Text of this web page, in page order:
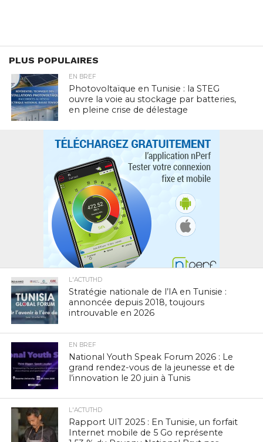
PLUS POPULAIRES
EN BREF
Photovoltaïque en Tunisie : la STEG
ouvre la voie au stockage par batteries,
en pleine crise de délestage
L'ACTUTHD
Stratégie nationale de l’IA en Tunisie :
annoncée depuis 2018, toujours
introuvable en 2026
EN BREF
National Youth Speak Forum 2026 : Le
grand rendez-vous de la jeunesse et de
l’innovation le 20 juin à Tunis
L'ACTUTHD
Rapport UIT 2025 : En Tunisie, un forfait
Internet mobile de 5 Go représente